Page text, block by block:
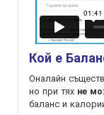
Кой е
Оналайн
но при тях не
баланс и